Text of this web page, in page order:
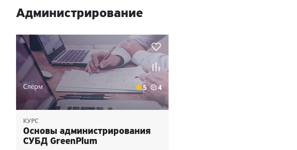
Администрирование
Слёрм 5 4
КУРС
Основы администрирования
СУБД GreenPlum